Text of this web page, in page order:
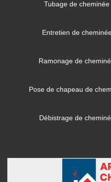
Tubage de
Entretien de
Ramonage de
Pose de chapeau de
Débistrage de